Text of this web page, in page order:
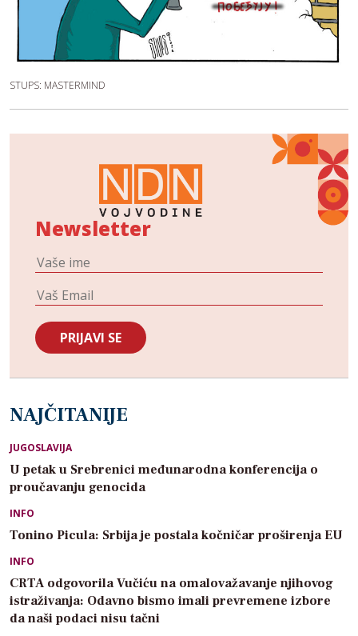
STUPS: MASTERMIND
Newsletter
NAJČITANIJE
JUGOSLAVIJA
U petak u Srebrenici međunarodna konferencija o
proučavanju genocida
INFO
Tonino Picula: Srbija je postala kočničar proširenja EU
INFO
CRTA odgovorila Vučiću na omalovažavanje njihovog
istraživanja: Odavno bismo imali prevremene izbore
da naši podaci nisu tačni